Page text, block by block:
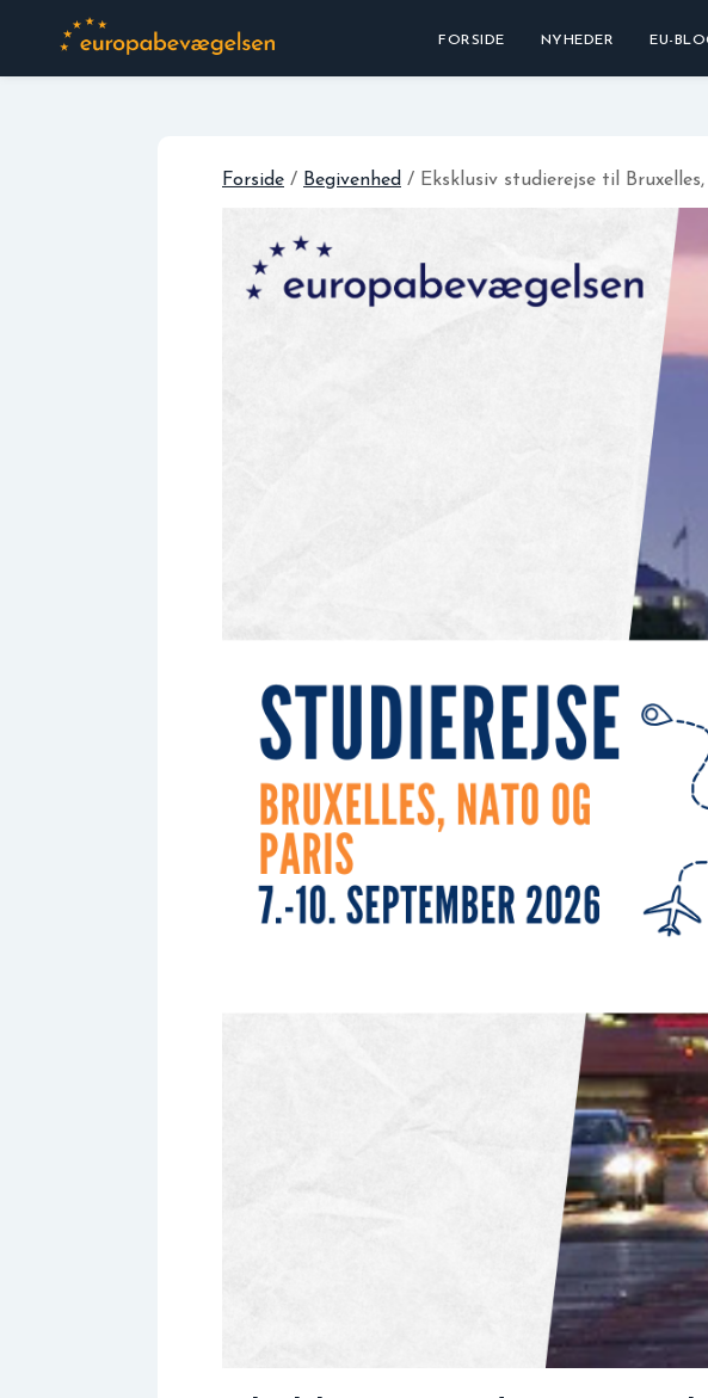
FORSIDE NYHEDER EU-
Forside / Begivenhed / Eksklusiv studierejse til